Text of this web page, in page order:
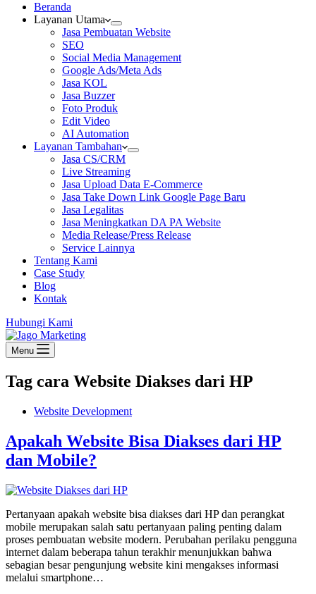
Beranda
Layanan Utama
Jasa Pembuatan Website
SEO
Social Media Management
Google Ads/Meta Ads
Jasa KOL
Jasa Buzzer
Foto Produk
Edit Video
AI Automation
Layanan Tambahan
Jasa CS/CRM
Live Streaming
Jasa Upload Data E-Commerce
Jasa Take Down Link Google Page Baru
Jasa Legalitas
Jasa Meningkatkan DA PA Website
Media Release/Press Release
Service Lainnya
Tentang Kami
Case Study
Blog
Kontak
Hubungi Kami
Menu
Tag cara Website Diakses dari HP
Website Development
Apakah Website Bisa Diakses dari HP
dan Mobile?
Pertanyaan apakah website bisa diakses dari HP dan perangkat
mobile merupakan salah satu pertanyaan paling penting dalam
proses pembuatan website modern. Perubahan perilaku pengguna
internet dalam beberapa tahun terakhir menunjukkan bahwa
sebagian besar pengunjung website kini mengakses informasi
melalui smartphone…